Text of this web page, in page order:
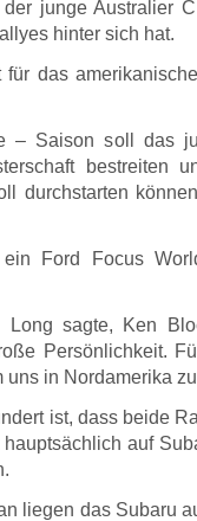
junge Australier
hinter sich hat.
das
– Saison soll das
bestreiten
durchstarten
Ford Focus
Long sagte, Ken
Persönlichkeit.
uns in Nordamerika
ist, dass beide
auf
liegen das Subaru